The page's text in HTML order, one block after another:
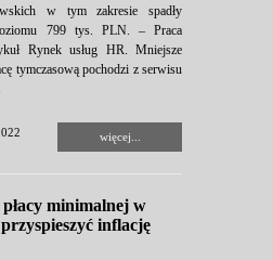
w tym zakresie spadły
799 tys. PLN. – Praca
Rynek usług HR. Mniejsze
tymczasową pochodzi z serwisu
więcej...
minimalnej w
inflację